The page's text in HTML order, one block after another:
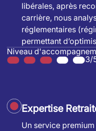
libérales, après
carrière, nous
réglementaires
permettant
Niveau
3/
Expertise
Un service